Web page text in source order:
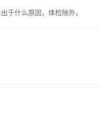
于什么原因，体检除外。